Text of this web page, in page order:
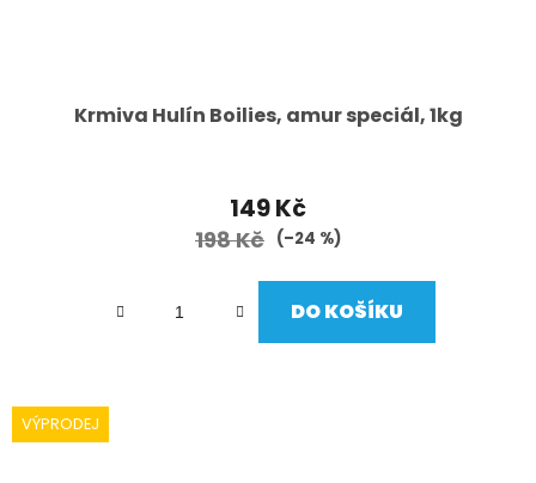
Krmiva Hulín Boilies, amur speciál, 1kg
149 Kč
198 Kč (–24 %)
DO KOŠÍKU
VÝPRODEJ